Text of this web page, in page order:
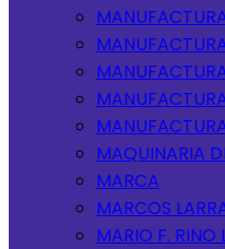
MAQUINARIA
MARCA
MARCOS
MARIO F. RINO